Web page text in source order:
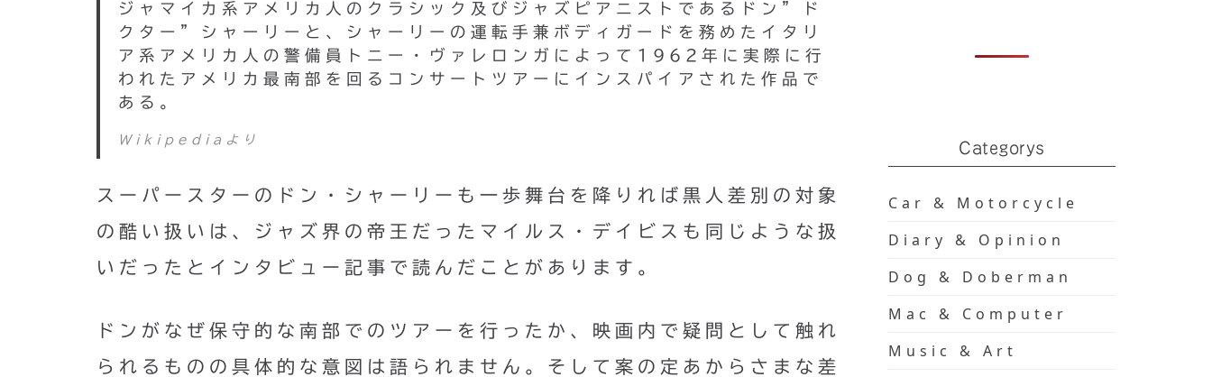
ジャマイカ系アメリカ人のクラシック及びジャズピアニストであるドン”ド
クター”シャーリーと、シャーリーの運転手兼ボディガードを務めたイタリ
ア系アメリカ人の警備員トニー・ヴァレロンガによって1962年に実際に行
われたアメリカ最南部を回るコンサートツアーにインスパイアされた作品で
ある。
Wikipediaより
スーパースターのドン・シャーリーも一歩舞台を降りれば黒人差別の対象
の酷い扱いは、ジャズ界の帝王だったマイルス・デイビスも同じような扱
いだったとインタビュー記事で読んだことがあります。
ドンがなぜ保守的な南部でのツアーを行ったか、映画内で疑問として触れ
られるものの具体的な意図は語られません。そして案の定あからさまな差
Categorys
Car & Motorcycle
Diary & Opinion
Dog & Doberman
Mac & Computer
Music & Art